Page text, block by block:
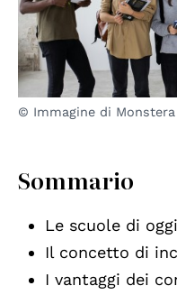
© Immagine di
Sommario
Le scuole di oggi
Il concetto di
I vantaggi dei